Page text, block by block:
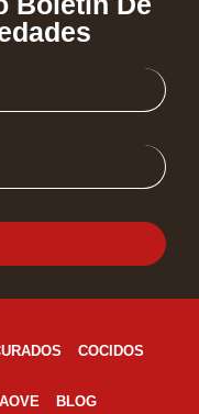
COCIDOS
AOVE BLOG